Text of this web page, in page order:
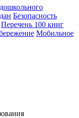
Безопасность
Перечень 100 книг
Мобильное